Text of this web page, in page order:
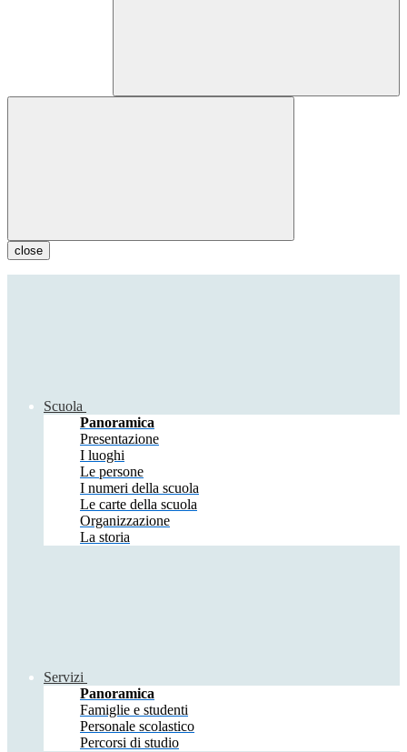
close
Scuola
Panoramica
Presentazione
I luoghi
Le persone
I numeri della scuola
Le carte della scuola
Organizzazione
La storia
Servizi
Panoramica
Famiglie e studenti
Personale scolastico
Percorsi di studio